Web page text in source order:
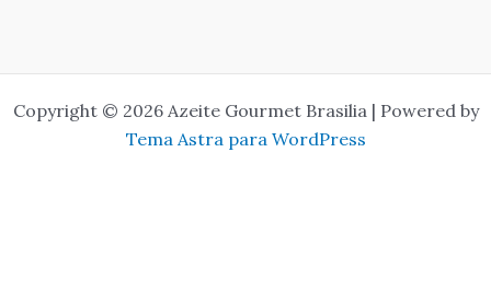
Copyright © 2026 Azeite Gourmet Brasilia | Powered by
Tema Astra para WordPress